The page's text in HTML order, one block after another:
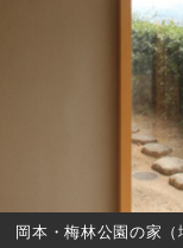
岡本・梅林公園の家（